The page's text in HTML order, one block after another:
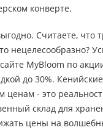
конверте.
Считаете, что
нецелесообразно?
MyBloom по
до 30%.
ценам - это
склад для
цены на